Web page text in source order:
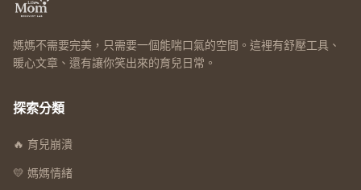
媽媽不需要完美，只需要一個能喘口氣的空間。這裡有舒壓工具、
暖心文章、還有讓你笑出來的育兒日常。
探索分類
🔥 育兒崩潰
💛 媽媽情緒